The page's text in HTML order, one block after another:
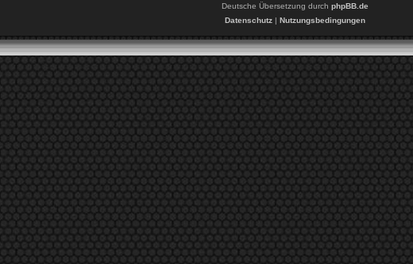
Deutsche Übersetzung durch phpBB.de
Datenschutz| Nutzungsbedingungen